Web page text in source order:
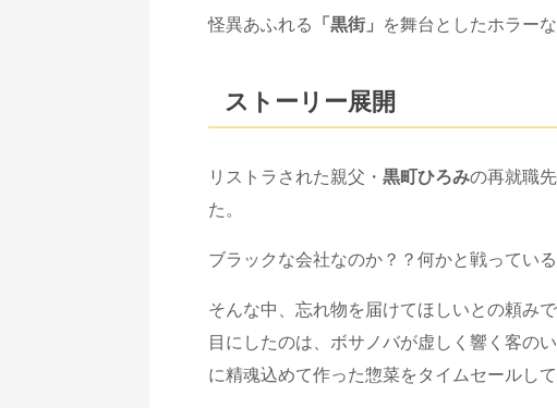
怪異あふれる 「黒街」 を舞台としたホラー
ストーリー展開
リストラされた親父・ 黒町ひろみの再就職
た。
ブラックな会社なのか？？何かと戦ってい
そんな中、忘れ物を届けてほしいとの頼み
目にしたのは、ボサノバが虚しく響く客の
に精魂込めて作った惣菜をタイムセールし